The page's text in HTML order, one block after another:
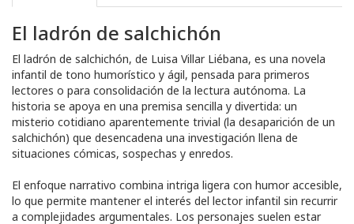
El ladrón de salchichón
El ladrón de salchichón, de Luisa Villar Liébana, es una novela
infantil de tono humorístico y ágil, pensada para primeros
lectores o para consolidación de la lectura autónoma. La
historia se apoya en una premisa sencilla y divertida: un
misterio cotidiano aparentemente trivial (la desaparición de un
salchichón) que desencadena una investigación llena de
situaciones cómicas, sospechas y enredos.
El enfoque narrativo combina intriga ligera con humor accesible,
lo que permite mantener el interés del lector infantil sin recurrir
a complejidades argumentales. Los personajes suelen estar